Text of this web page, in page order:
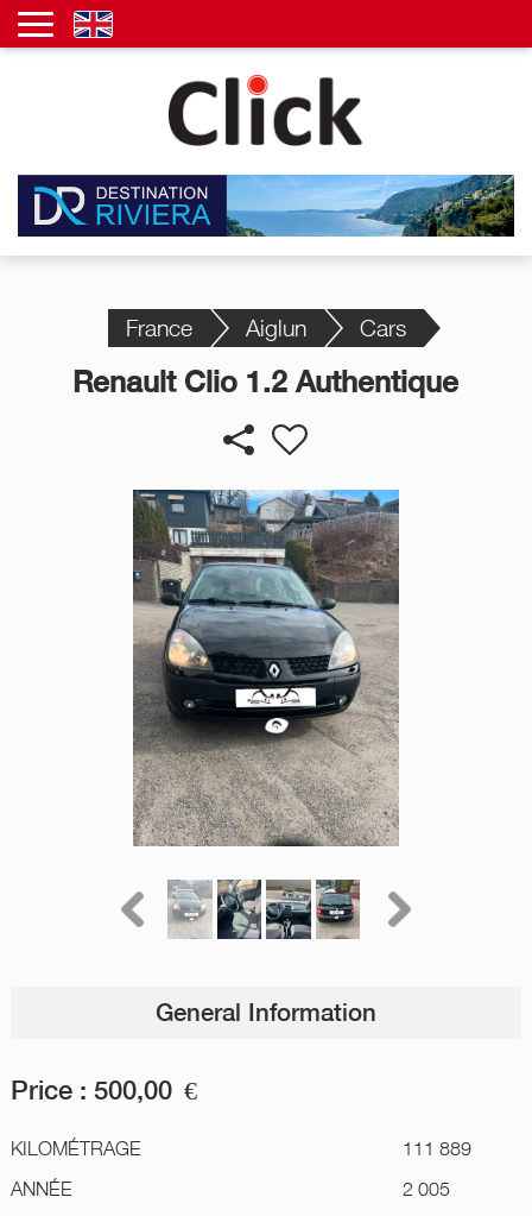
France Aiglun Cars
Renault Clio 1.2 Authentique
General Information
Price : 500,00 €
KILOMÉTRAGE
111 889
ANNÉE
2 005